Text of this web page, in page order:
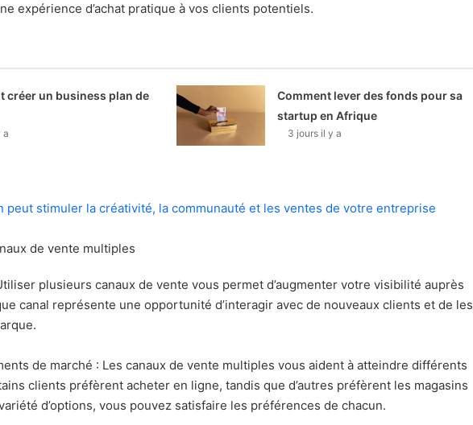
expérience d’achat pratique à vos clients potentiels.
créer un business plan de
a
Comment lever des fonds pour sa
startup en Afrique
3 jours il y a
peut stimuler la créativité, la communauté et les ventes de votre entreprise
de vente multiples
plusieurs canaux de vente vous permet d’augmenter votre visibilité auprès
canal représente une opportunité d’interagir avec de nouveaux clients et de les
de marché : Les canaux de vente multiples vous aident à atteindre différents
clients préfèrent acheter en ligne, tandis que d’autres préfèrent les magasins
d’options, vous pouvez satisfaire les préférences de chacun.